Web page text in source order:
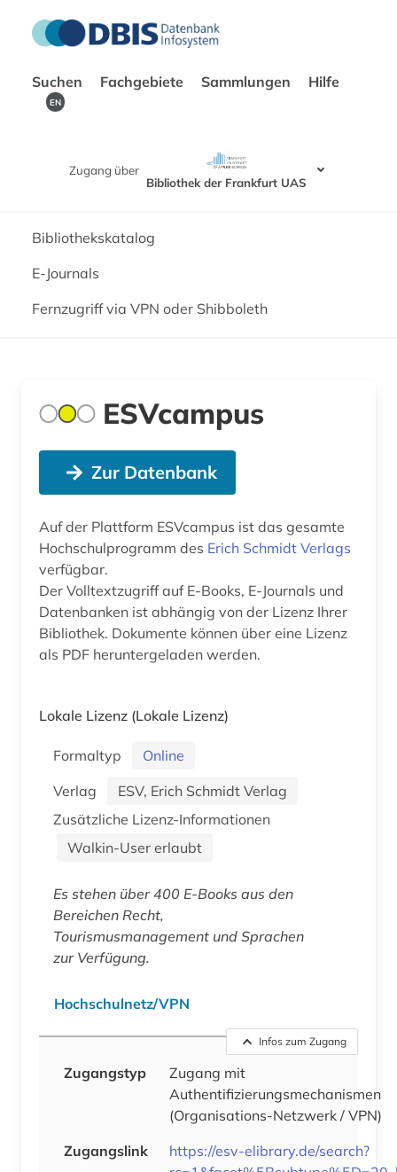
Suchen Fachgebiete Sammlungen Hilfe
EN
Zugang über
Bibliothek der Frankfurt UAS
Bibliothekskatalog
E-Journals
Fernzugriff via VPN oder Shibboleth
ESVcampus
Zur Datenbank
Auf der Plattform ESVcampus ist das gesamte
Hochschulprogramm des Erich Schmidt Verlags
verfügbar.
Der Volltextzugriff auf E-Books, E-Journals und
Datenbanken ist abhängig von der Lizenz Ihrer
Bibliothek. Dokumente können über eine Lizenz
als PDF heruntergeladen werden.
Lokale Lizenz (Lokale Lizenz)
Formaltyp
Online
Verlag
ESV, Erich Schmidt Verlag
Zusätzliche Lizenz-Informationen
Walkin-User erlaubt
Es stehen über 400 E-Books aus den
Bereichen Recht,
Tourismusmanagement und Sprachen
zur Verfügung.
Hochschulnetz/VPN
Infos zum Zugang
Zugangstyp
Zugang mit
Authentifizierungsmechanismen
(Organisations-Netzwerk / VPN)
Zugangslink
https://esv-elibrary.de/search?